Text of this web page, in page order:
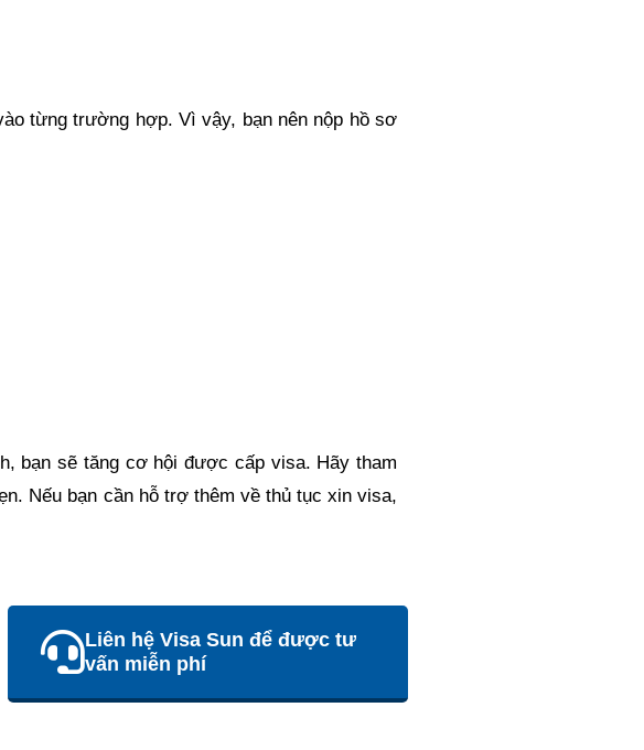
từng trường hợp. Vì vậy, bạn nên nộp hồ sơ
bạn sẽ tăng cơ hội được cấp visa. Hãy tham
Nếu bạn cần hỗ trợ thêm về thủ tục xin visa,
Liên hệ Visa Sun để được tư
vấn miễn phí